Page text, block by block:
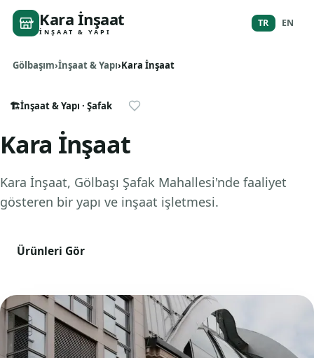
Kara İnşaat
İNŞAAT & YAPI
TR EN
Gölbaşım İnşaat & Yapı Kara İnşaat
🏗️İnşaat & Yapı · Şafak
Kara İnşaat
Kara İnşaat, Gölbaşı Şafak Mahallesi'nde faaliyet
gösteren bir yapı ve inşaat işletmesi.
Ürünleri Gör